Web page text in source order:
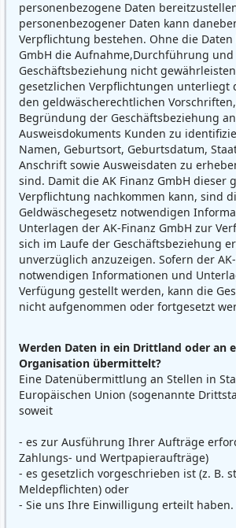
personenbezogene Daten
personenbezogener Daten kann
Verpflichtung bestehen. Ohne die Daten
GmbH die Aufnahme,Durchführung
Geschäftsbeziehung nicht
gesetzlichen Verpflichtungen unterliegt
den geldwäscherechtlichen
Begründung der Geschäftsbeziehung
Ausweisdokuments Kunden zu
Namen, Geburtsort, Geburtsdatum,
Anschrift sowie Ausweisdaten zu
sind. Damit die AK Finanz GmbH dieser
Verpflichtung nachkommen kann, sind
Geldwäschegesetz notwendigen
Unterlagen der AK-Finanz GmbH zur
sich im Laufe der Geschäftsbeziehung
unverzüglich anzuzeigen. Sofern der
notwendigen Informationen und
Verfügung gestellt werden, kann die
nicht aufgenommen oder fortgesetzt
Werden Daten in ein Drittland oder an
Organisation übermittelt?
Eine Datenübermittlung an Stellen in
Europäischen Union (sogenannte
soweit
- es zur Ausführung Ihrer Aufträge
Zahlungs- und Wertpapieraufträge)
- es gesetzlich vorgeschrieben ist (z. B.
Meldepflichten) oder
- Sie uns Ihre Einwilligung erteilt haben.